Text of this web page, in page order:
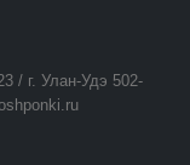
/ г. Улан-Удэ 502-